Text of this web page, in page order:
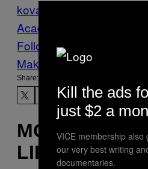
kovács
Academy
Follow Us On Discover
Make Us Preferred In Top
Share:
MORE
LIKE THIS
Kill the ads
just $2 a
VICE membership also
our very best writing
documentaries.